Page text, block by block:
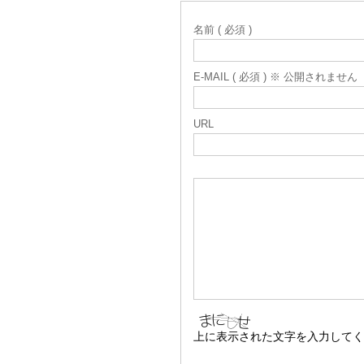
名前 ( 必須 )
E-MAIL ( 必須 ) ※ 公開されません
URL
上に表示された文字を入力して